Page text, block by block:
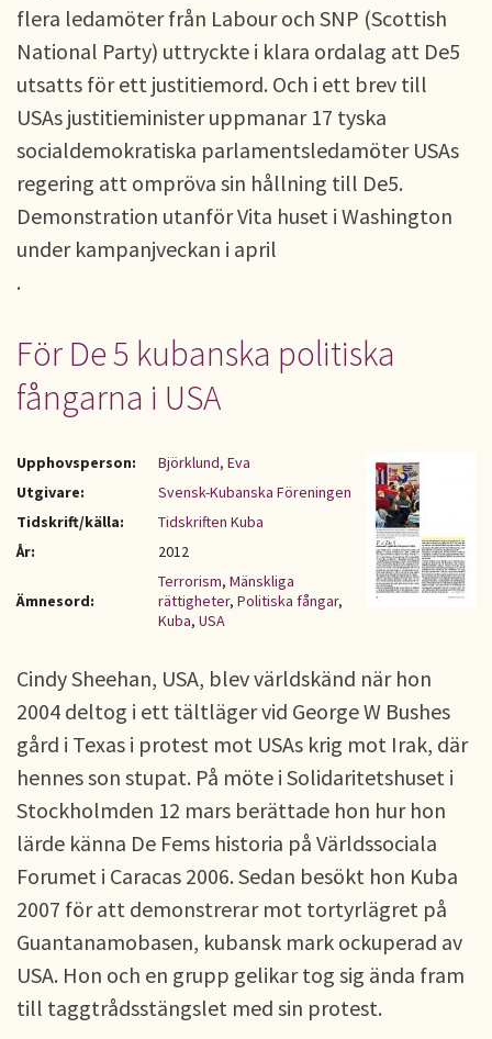
flera ledamöter från Labour och SNP (Scottish
National Party) uttryckte i klara ordalag att De5
utsatts för ett justitiemord. Och i ett brev till
USAs justitieminister uppmanar 17 tyska
socialdemokratiska parlamentsledamöter USAs
regering att ompröva sin hållning till De5.
Demonstration utanför Vita huset i Washington
under kampanjveckan i april
.
För De 5 kubanska politiska
fångarna i USA
Upphovsperson:
Björklund, Eva
Utgivare:
Svensk-Kubanska Föreningen
Tidskrift/källa:
Tidskriften Kuba
År:
2012
Ämnesord:
Terrorism, Mänskliga
rättigheter, Politiska fångar,
Kuba, USA
Cindy Sheehan, USA, blev världskänd när hon
2004 deltog i ett tältläger vid George W Bushes
gård i Texas i protest mot USAs krig mot Irak, där
hennes son stupat. På möte i Solidaritetshuset i
Stockholmden 12 mars berättade hon hur hon
lärde känna De Fems historia på Världssociala
Forumet i Caracas 2006. Sedan besökt hon Kuba
2007 för att demonstrerar mot tortyrlägret på
Guantanamobasen, kubansk mark ockuperad av
USA. Hon och en grupp gelikar tog sig ända fram
till taggtrådsstängslet med sin protest.